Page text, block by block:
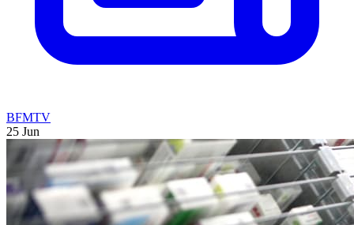
BFMTV
25 Jun